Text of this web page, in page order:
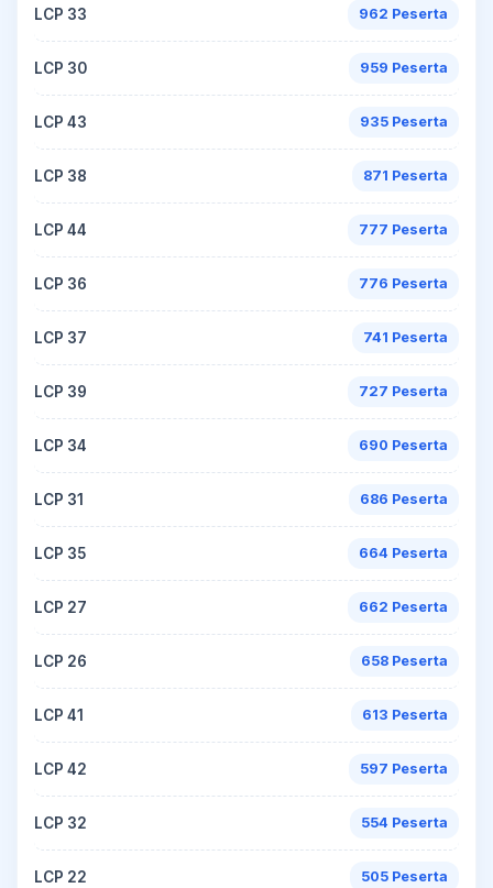
LCP 33 962 Peserta
LCP 30 959 Peserta
LCP 43 935 Peserta
LCP 38 871 Peserta
LCP 44 777 Peserta
LCP 36 776 Peserta
LCP 37 741 Peserta
LCP 39 727 Peserta
LCP 34 690 Peserta
LCP 31 686 Peserta
LCP 35 664 Peserta
LCP 27 662 Peserta
LCP 26 658 Peserta
LCP 41 613 Peserta
LCP 42 597 Peserta
LCP 32 554 Peserta
LCP 22 505 Peserta